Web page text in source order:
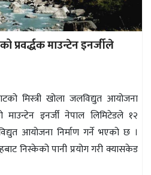
प्रवर्द्धक माउन्टेन इनर्जीले
मिस्त्री खोला जलविद्युत आयोजना
माउन्टेन इनर्जी नेपाल लिमिटेडले १२
आयोजना निर्माण गर्ने भएको छ ।
निस्केको पानी प्रयोग गरी क्यासकेड